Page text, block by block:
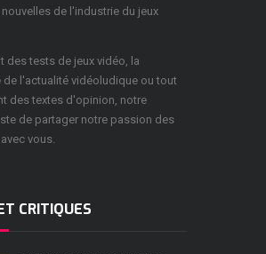
de l'industrie du jeux
des tests de jeux vidéo, la
de l'actualité vidéoludique ou tout
des textes d'opinion, notre
de partager notre passion des
vous.
CRITIQUES